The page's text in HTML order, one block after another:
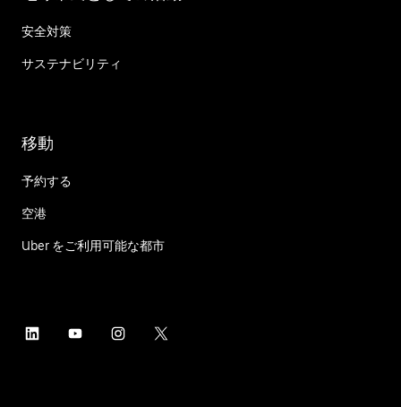
安全対策
サステナビリティ
移動
予約する
空港
Uber をご利用可能な都市